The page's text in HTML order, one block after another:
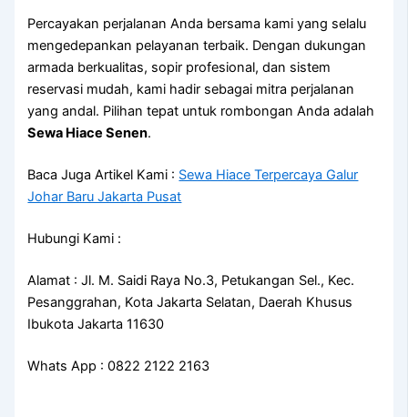
Percayakan perjalanan Anda bersama kami yang selalu
mengedepankan pelayanan terbaik. Dengan dukungan
armada berkualitas, sopir profesional, dan sistem
reservasi mudah, kami hadir sebagai mitra perjalanan
yang andal. Pilihan tepat untuk rombongan Anda adalah
Sewa Hiace Senen.
Baca Juga Artikel Kami : Sewa Hiace Terpercaya Galur
Johar Baru Jakarta Pusat
Hubungi Kami :
Alamat : Jl. M. Saidi Raya No.3, Petukangan Sel., Kec.
Pesanggrahan, Kota Jakarta Selatan, Daerah Khusus
Ibukota Jakarta 11630
Whats App : 0822 2122 2163